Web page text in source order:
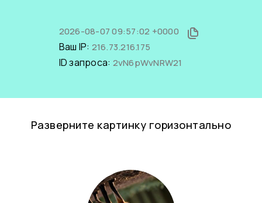
2026-08-07 09:57:02 +0000
Ваш IP: 216.73.216.175
ID запроса: 2vN6pWvNRW21
Разверните картинку горизонтально